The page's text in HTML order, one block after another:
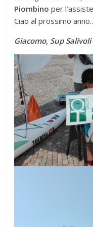
Piombino per
Ciao al prossimo
Giacomo, Sup Salivoli